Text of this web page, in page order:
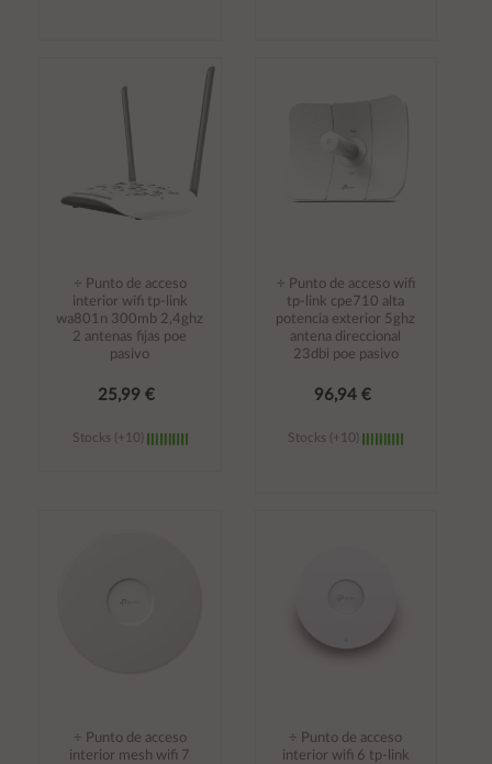
carrito
÷ Punto de acceso
interior wifi tp-link
wa801n 300mb 2,4ghz
2 antenas fijas poe
pasivo
25,99 €
Stocks (+10)
÷ Punto de acceso wifi
tp-link cpe710 alta
potencia exterior 5ghz
antena direccional
23dbi poe pasivo
96,94 €
Stocks (+10)
÷ Punto de acceso
interior mesh wifi 7
÷ Punto de acceso
interior wifi 6 tp-link